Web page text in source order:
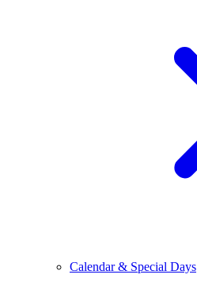
Calendar & Special Days